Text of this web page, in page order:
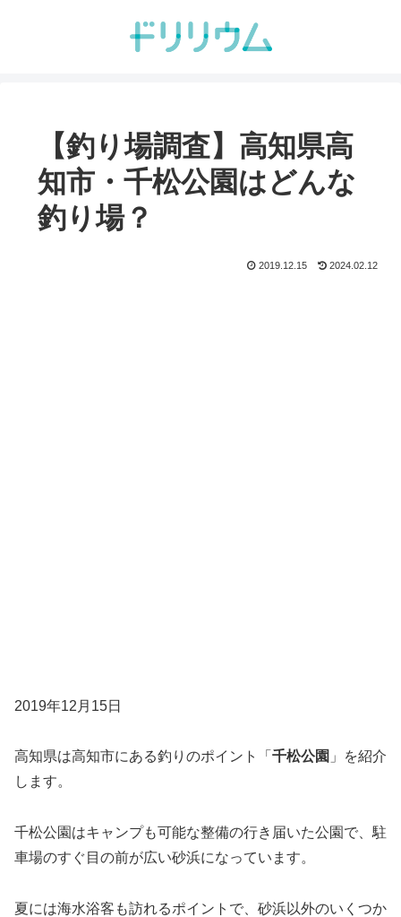
【釣り場調査】高知県高
知市・千松公園はどんな
釣り場？
2019.12.15 2024.02.12
2019年12月15日
高知県は高知市にある釣りのポイント「 千松公園 」を紹介
します。
千松公園はキャンプも可能な整備の行き届いた公園で、駐
車場のすぐ目の前が広い砂浜になっています。
夏には海水浴客も訪れるポイントで、砂浜以外のいくつか